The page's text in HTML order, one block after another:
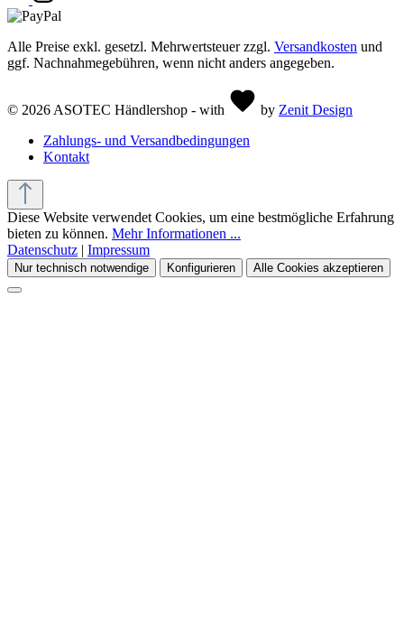
Alle Preise exkl. gesetzl. Mehrwertsteuer zzgl. Versandkosten und
ggf. Nachnahmegebühren, wenn nicht anders angegeben.
© 2026 ASOTEC Händlershop - with by Zenit Design
Zahlungs- und Versandbedingungen
Kontakt
Diese Website verwendet Cookies, um eine bestmögliche Erfahrung
bieten zu können. Mehr Informationen ...
Datenschutz | Impressum
Nur technisch notwendige Konfigurieren Alle Cookies akzeptieren